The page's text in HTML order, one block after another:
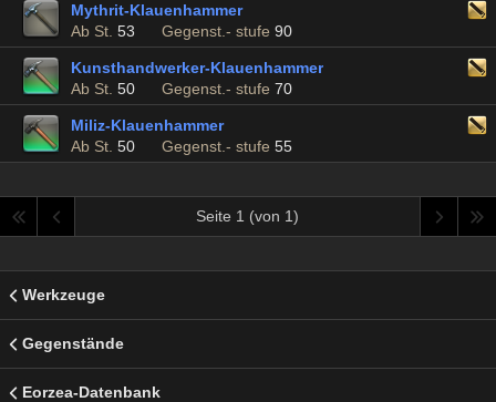
Mythrit-Klauenhammer
Ab St. 53 Gegenst.- stufe 90
Kunsthandwerker-Klauenhammer
Ab St. 50 Gegenst.- stufe 70
Miliz-Klauenhammer
Ab St. 50 Gegenst.- stufe 55
Seite 1 (von 1)
Werkzeuge
Gegenstände
Eorzea-Datenbank